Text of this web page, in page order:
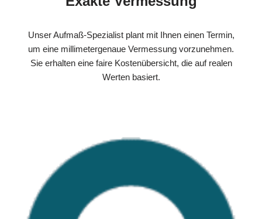
Unser Aufmaß-Spezialist plant mit Ihnen einen Termin,
um eine millimetergenaue Vermessung vorzunehmen.
Sie erhalten eine faire Kostenübersicht, die auf realen
Werten basiert.